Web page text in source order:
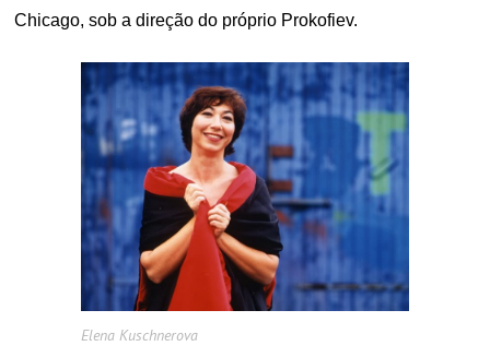
Chicago, sob a direção do próprio Prokofiev.
Elena Kuschnerova